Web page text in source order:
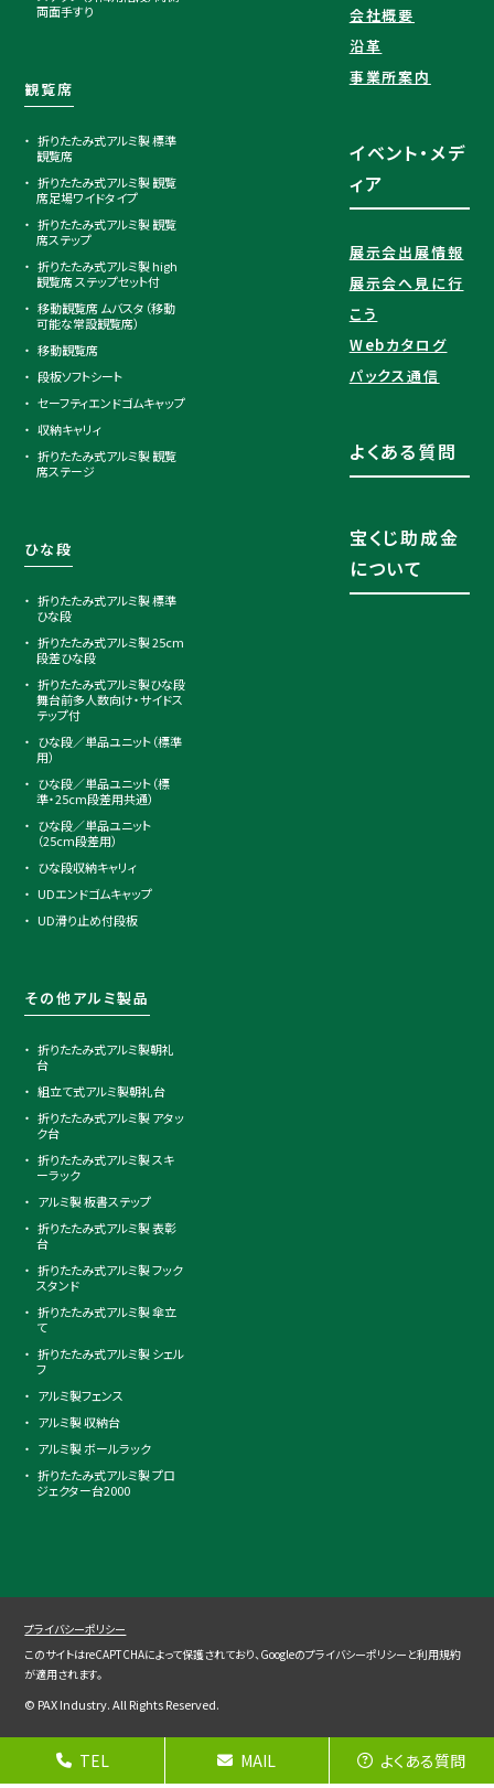
TEL MAIL よくある質問
両面手すり
観覧席
折りたたみ式アルミ製 標準
観覧席
折りたたみ式アルミ製 観覧
席足場ワイドタイプ
折りたたみ式アルミ製 観覧
席ステップ
折りたたみ式アルミ製 high
観覧席 ステップセット付
移動観覧席 ムバスタ（移動
可能な常設観覧席）
移動観覧席
段板ソフトシート
セーフティエンドゴムキャップ
収納キャリィ
折りたたみ式アルミ製 観覧
席ステージ
ひな段
折りたたみ式アルミ製 標準
ひな段
折りたたみ式アルミ製 25cm
段差ひな段
折りたたみ式アルミ製ひな段
舞台前多人数向け・サイドス
テップ付
ひな段／単品ユニット（標準
用）
ひな段／単品ユニット（標
準・25cm段差用共通）
ひな段／単品ユニット
（25cm段差用）
ひな段収納キャリィ
UDエンドゴムキャップ
UD滑り止め付段板
その他アルミ製品
折りたたみ式アルミ製朝礼
台
組立て式アルミ製朝礼台
折りたたみ式アルミ製 アタッ
ク台
折りたたみ式アルミ製 スキ
ーラック
アルミ製 板書ステップ
折りたたみ式アルミ製 表彰
台
折りたたみ式アルミ製 フック
スタンド
折りたたみ式アルミ製 傘立
て
折りたたみ式アルミ製 シェル
フ
アルミ製フェンス
アルミ製 収納台
アルミ製 ボールラック
折りたたみ式アルミ製 プロ
ジェクター台2000
会社概要
沿革
事業所案内
イベント・メデ
ィア
展示会出展情報
展示会へ見に行
こう
Webカタログ
パックス通信
よくある質問
宝くじ助成金
について
プライバシーポリシー
このサイトはreCAPTCHAによって保護されており、Googleのプライバシーポリシー と利用規約
が適用されます。
© PAX Industry. All Rights Reserved.